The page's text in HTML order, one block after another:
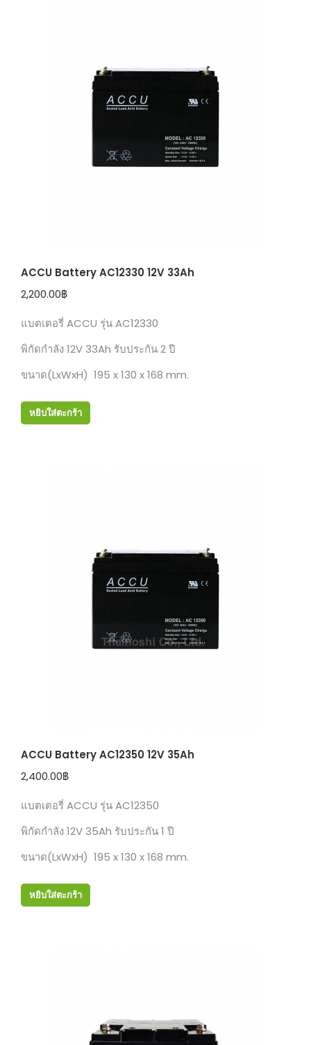
ACCU Battery AC12330 12V 33Ah
2,200.00฿
แบตเตอรี่ ACCU รุ่น AC12330
พิกัดกำลัง 12V 33Ah รับประกัน 2 ปี
ขนาด(LxWxH) 195 x 130 x 168 mm.
หยิบใส่ตะกร้า
ACCU Battery AC12350 12V 35Ah
2,400.00฿
แบตเตอรี่ ACCU รุ่น AC12350
พิกัดกำลัง 12V 35Ah รับประกัน 1 ปี
ขนาด(LxWxH) 195 x 130 x 168 mm.
หยิบใส่ตะกร้า